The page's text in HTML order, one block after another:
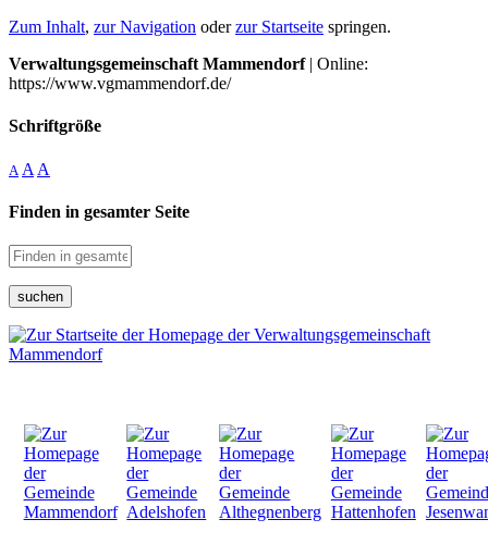
Zum Inhalt, zur Navigation oderzur Startseite springen.
Verwaltungsgemeinschaft Mammendorf| Online:
https://www.vgmammendorf.de/
Schriftgröße
A A A
Finden in gesamter Seite
suchen